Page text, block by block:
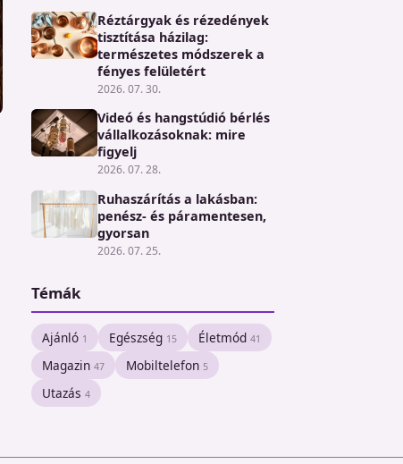
Réztárgyak és rézedények
tisztítása házilag:
természetes módszerek a
fényes felületért
2026. 07. 30.
Videó és hangstúdió bérlés
vállalkozásoknak: mire
figyelj
2026. 07. 28.
Ruhaszárítás a lakásban:
penész- és páramentesen,
gyorsan
2026. 07. 25.
Témák
Ajánló 1 Egészség 15 Életmód 41
Magazin 47 Mobiltelefon 5
Utazás 4